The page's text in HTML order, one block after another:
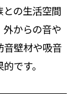
との生活空間
外からの音や
音壁材や吸音
です。